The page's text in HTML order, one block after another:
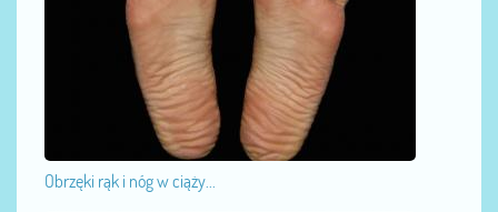
Obrzęki rąk i nóg w ciąży...